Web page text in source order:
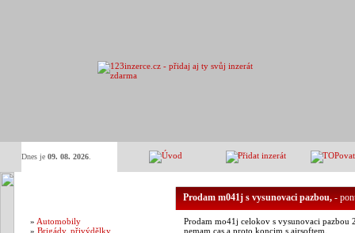
Dnes je 09. 08. 2026
» Automobily
» Brigády, přivýdělky
Prodam m041j s vysunovaci pazbou,-
Prodam mo41j celokov s vysunovaci pazbou
nemam cas a proto koncim s airsoftem.